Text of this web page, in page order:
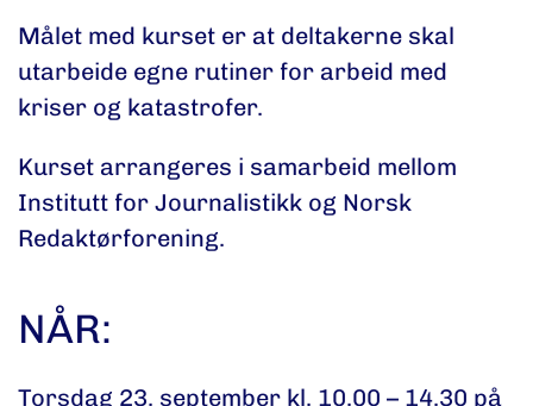
Målet med kurset er at deltakerne skal
utarbeide egne rutiner for arbeid med
kriser og katastrofer.
Kurset arrangeres i samarbeid mellom
Institutt for Journalistikk og Norsk
Redaktørforening.
NÅR:
Torsdag 23. september kl. 10.00 – 14.30 på